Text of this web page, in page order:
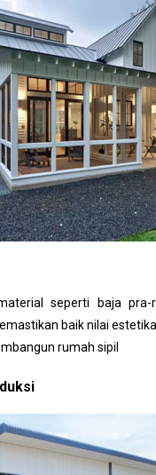
seperti baja pra-
baik nilai
rumah sipil